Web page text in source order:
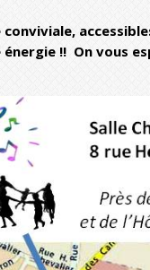
!! On vous